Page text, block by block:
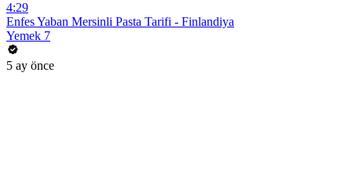
4:29
Enfes Yaban Mersinli Pasta Tarifi - Finlandiya
Yemek 7
5 ay önce